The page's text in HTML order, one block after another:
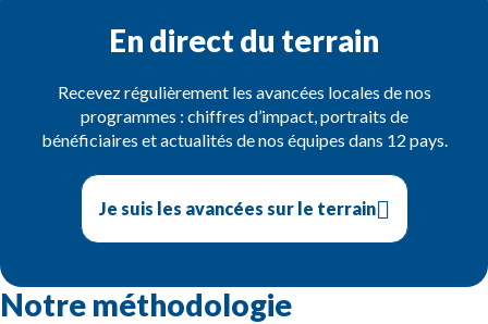
En direct du terrain
Recevez régulièrement les avancées locales de nos
programmes : chiffres d’impact, portraits de
bénéficiaires et actualités de nos équipes dans 12 pays.
Je suis les avancées sur le terrain
Notre méthodologie